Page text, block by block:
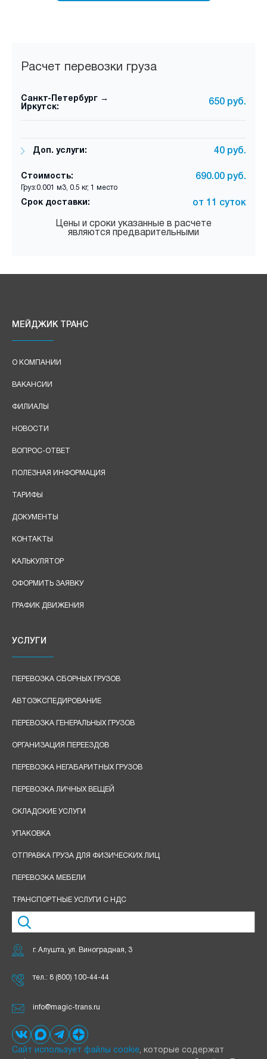
Расчет перевозки груза
Санкт-Петербург →
Иркутск:
650 руб.
Доп. услуги: 40 руб.
Стоимость: 690.00 руб.
Груз:0.001 м3, 0.5 кг, 1 место
Срок доставки: от 11 суток
Цены и сроки указанные в расчете
являются предварительными
МЕЙДЖИК ТРАНС
О КОМПАНИИ
ВАКАНСИИ
ФИЛИАЛЫ
НОВОСТИ
ВОПРОС-ОТВЕТ
ПОЛЕЗНАЯ ИНФОРМАЦИЯ
ТАРИФЫ
ДОКУМЕНТЫ
КОНТАКТЫ
КАЛЬКУЛЯТОР
ОФОРМИТЬ ЗАЯВКУ
ГРАФИК ДВИЖЕНИЯ
УСЛУГИ
ПЕРЕВОЗКА СБОРНЫХ ГРУЗОВ
АВТОЭКСПЕДИРОВАНИЕ
ПЕРЕВОЗКА ГЕНЕРАЛЬНЫХ ГРУЗОВ
ОРГАНИЗАЦИЯ ПЕРЕЕЗДОВ
ПЕРЕВОЗКА НЕГАБАРИТНЫХ ГРУЗОВ
ПЕРЕВОЗКА ЛИЧНЫХ ВЕЩЕЙ
СКЛАДСКИЕ УСЛУГИ
УПАКОВКА
ОТПРАВКА ГРУЗА ДЛЯ ФИЗИЧЕСКИХ ЛИЦ
ПЕРЕВОЗКА МЕБЕЛИ
ТРАНСПОРТНЫЕ УСЛУГИ С НДС
г. Алушта, ул. Виноградная, 3
тел.: 8 (800) 100-44-44
info@magic-trans.ru
Сайт использует файлы cookie, которые содержат